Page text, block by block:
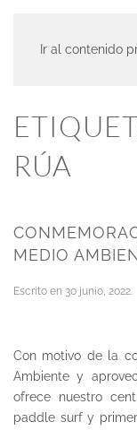
Ir al contenido
RÚA
MEDIO
Escrito en 30 junio, 2022.
Con motivo de la
Ambiente y
ofrece nuestro
paddle surf y